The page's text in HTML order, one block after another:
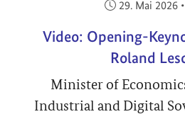
Veröffentlicht
29. Mai 2026 •
Video: Opening-
Roland
Minister of
Industrial and Digital